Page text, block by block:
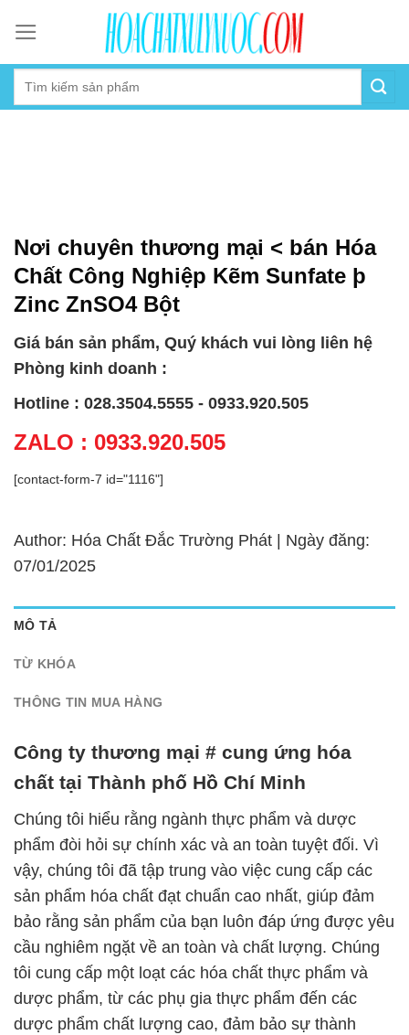
content
Nơi chuyên thương mại < bán Hóa
Chất Công Nghiệp Kẽm Sunfate þ
Zinc ZnSO4 Bột
Giá bán sản phẩm, Quý khách vui lòng liên hệ
Phòng kinh doanh :
Hotline : 028.3504.5555 - 0933.920.505
ZALO : 0933.920.505
[contact-form-7 id="1116"]
Author: Hóa Chất Đắc Trường Phát | Ngày đăng:
07/01/2025
MÔ TẢ
TỪ KHÓA
THÔNG TIN MUA HÀNG
Công ty thương mại # cung ứng hóa
chất tại Thành phố Hồ Chí Minh
Chúng tôi hiểu rằng ngành thực phẩm và dược
phẩm đòi hỏi sự chính xác và an toàn tuyệt đối. Vì
vậy, chúng tôi đã tập trung vào việc cung cấp các
sản phẩm hóa chất đạt chuẩn cao nhất, giúp đảm
bảo rằng sản phẩm của bạn luôn đáp ứng được yêu
cầu nghiêm ngặt về an toàn và chất lượng. Chúng
tôi cung cấp một loạt các hóa chất thực phẩm và
dược phẩm, từ các phụ gia thực phẩm đến các
dược phẩm chất lượng cao, đảm bảo sự thành